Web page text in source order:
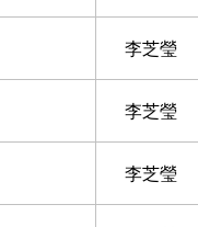
李芝瑩
李芝瑩
李芝瑩